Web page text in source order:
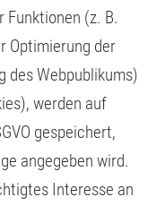
(z. B.
Optimierung der
des Webpublikums)
werden auf
gespeichert,
angegeben wird.
Interesse an